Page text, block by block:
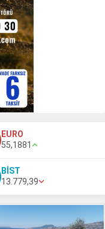
EURO
55,1881
BİST
13.779,39